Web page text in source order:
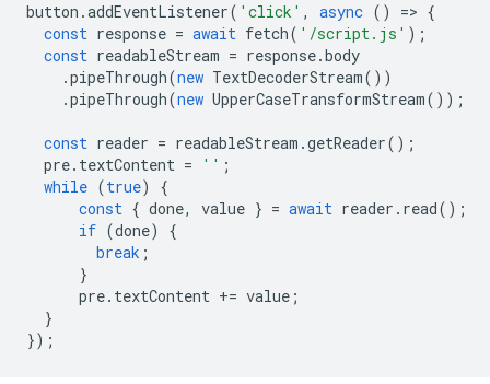
button .addEventListener( 'click' , async () => {
const response = await fetch( '/script.js' );
const readableStream = response.body
.pipeThrough(new TextDecoderStream())
.pipeThrough(new UpperCaseTransformStream());
const reader = readableStream .getReader();
pre. textContent = '' ;
while (true)
{
const { done, value } = await reader . read();
if (done)
{
break ;
}
pre. textContent += value ;
}
});